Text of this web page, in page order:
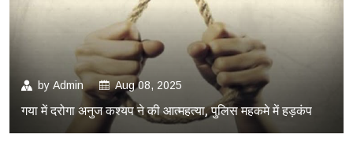
by Admin Aug 08, 2025
गया में दरोगा अनुज कश्यप ने की आत्महत्या, पुलिस महकमे में हड़कंप